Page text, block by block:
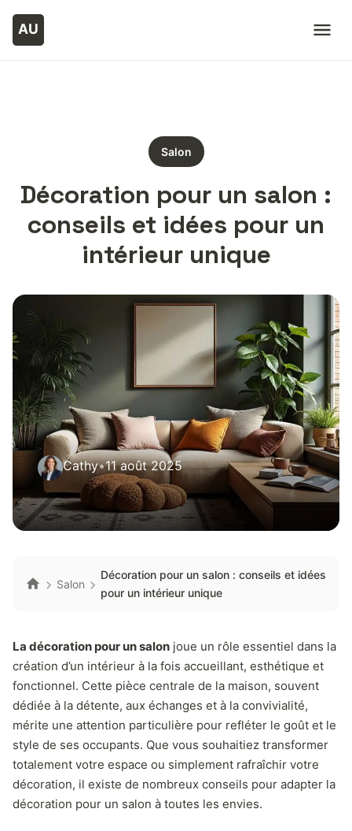
Salon
Décoration pour un salon :
conseils et idées pour un
intérieur unique
Cathy•11 août 2025
Salon
Décoration pour un salon : conseils et idées
pour un intérieur unique
La décoration pour un salon joue un rôle essentiel dans la
création d’un intérieur à la fois accueillant, esthétique et
fonctionnel. Cette pièce centrale de la maison, souvent
dédiée à la détente, aux échanges et à la convivialité,
mérite une attention particulière pour refléter le goût et le
style de ses occupants. Que vous souhaitiez transformer
totalement votre espace ou simplement rafraîchir votre
décoration, il existe de nombreux conseils pour adapter la
décoration pour un salon à toutes les envies.